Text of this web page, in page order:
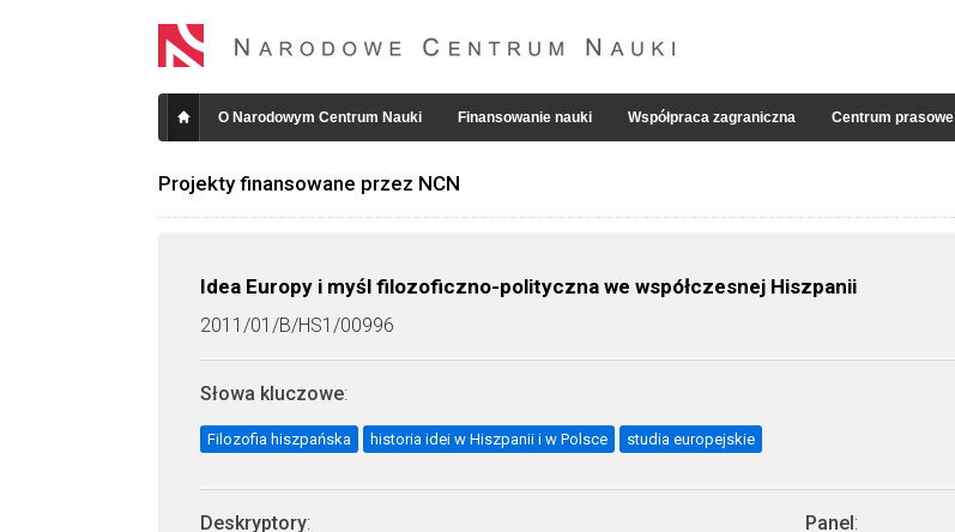
O Narodowym Centrum Nauki Finansowanie nauki Współpraca zagraniczna Centrum prasowe
Projekty finansowane przez NCN
Idea Europy i myśl filozoficzno-polityczna we współczesnej Hiszpanii
2011/01/B/HS1/00996
Słowa kluczowe:
Filozofia hiszpańska historia idei w Hiszpanii i w Polsce studia europejskie
Deskryptory: Panel: